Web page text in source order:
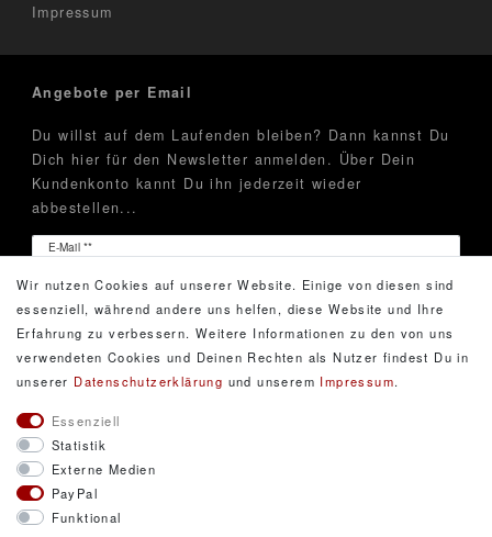
Impressum
Angebote per Email
Du willst auf dem Laufenden bleiben? Dann kannst Du
Dich hier für den Newsletter anmelden. Über Dein
Kundenkonto kannt Du ihn jederzeit wieder
abbestellen...
E-Mail **
Newsletter
Hiermit bestätige ich, dass ich die
Daten­schutz­erklärung
gelesen habe. Meine Einwilligung kann ich jederzeit
widerrufen.**
Wir nutzen Cookies auf unserer Website. Einige von diesen sind
essenziell, während andere uns helfen, diese Website und Ihre
Erfahrung zu verbessern. Weitere Informationen zu den von uns
verwendeten Cookies und Deinen Rechten als Nutzer findest Du in
unserer Daten­schutz­erklärung und unserem Impressum.
Essenziell
Statistik
Externe Medien
PayPal
Funktional